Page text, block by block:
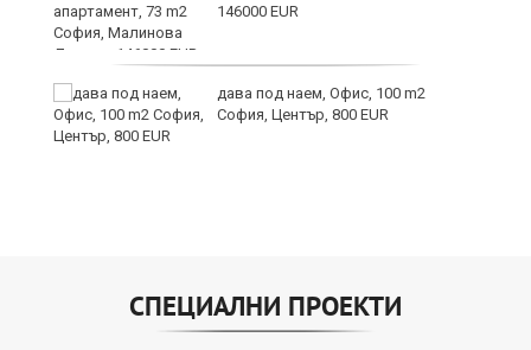
146000 EUR
дава под наем, Офис, 100 m2
София, Център, 800 EUR
СПЕЦИАЛНИ ПРОЕКТИ